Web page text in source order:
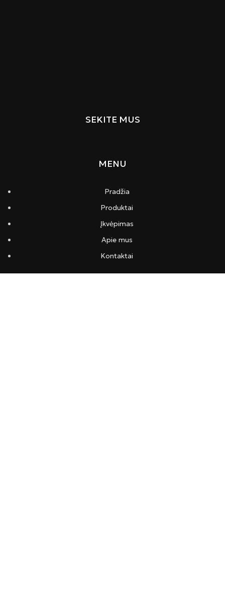
SEKITE MUS
MENU
Pradžia
Produktai
Įkvėpimas
Apie mus
Kontaktai